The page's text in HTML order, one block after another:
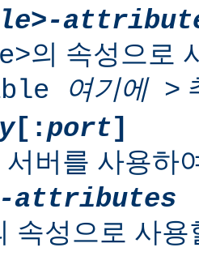
의 속성으로
여기에>
[:port]
서버를 사용하
attributes
속성으로 사용